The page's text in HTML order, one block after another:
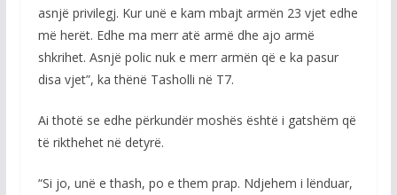
asnjë privilegj. Kur unë e kam mbajt armën 23 vjet edhe
më herët. Edhe ma merr atë armë dhe ajo armë
shkrihet. Asnjë polic nuk e merr armën që e ka pasur
disa vjet”, ka thënë Tasholli në T7.
Ai thotë se edhe përkundër moshës është i gatshëm që
të rikthehet në detyrë.
“Si jo, unë e thash, po e them prap. Ndjehem i lënduar,